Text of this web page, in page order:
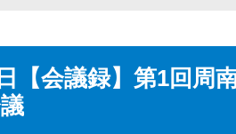
【会議録】第1回周